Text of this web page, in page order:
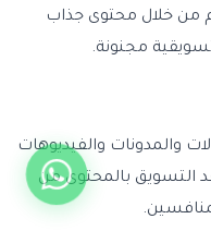
من خلال محتوى جذاب
مجنونة.
والمدونات والفيديوهات
التسويق بالمحتوى من